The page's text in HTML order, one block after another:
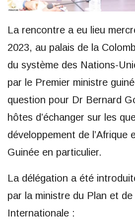
La rencontre a eu lieu
2023, au palais de la
du système des Nations-
par le Premier ministre
question pour Dr Bernard
hôtes d’échanger sur les
développement de l’Afrique
Guinée en particulier.
La délégation a été
par la ministre du Plan et
Internationale :